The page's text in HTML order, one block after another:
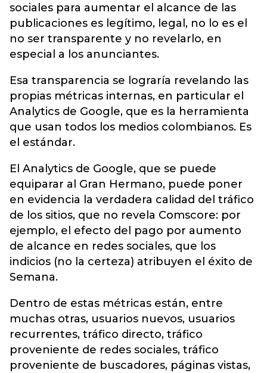
sociales para aumentar el alcance de las
publicaciones es legítimo, legal, no lo es el
no ser transparente y no revelarlo, en
especial a los anunciantes.
Esa transparencia se lograría revelando las
propias métricas internas, en particular el
Analytics de Google, que es la herramienta
que usan todos los medios colombianos. Es
el estándar.
El Analytics de Google, que se puede
equiparar al Gran Hermano, puede poner
en evidencia la verdadera calidad del tráfico
de los sitios, que no revela Comscore: por
ejemplo, el efecto del pago por aumento
de alcance en redes sociales, que los
indicios (no la certeza) atribuyen el éxito de
Semana.
Dentro de estas métricas están, entre
muchas otras, usuarios nuevos, usuarios
recurrentes, tráfico directo, tráfico
proveniente de redes sociales, tráfico
proveniente de buscadores, páginas vistas,